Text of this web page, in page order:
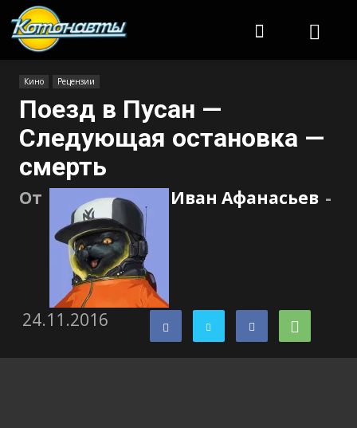
Кино Рецензии
Поезд в Пусан —
Следующая остановка —
смерть
От Иван Афанасьев -
24.11.2016